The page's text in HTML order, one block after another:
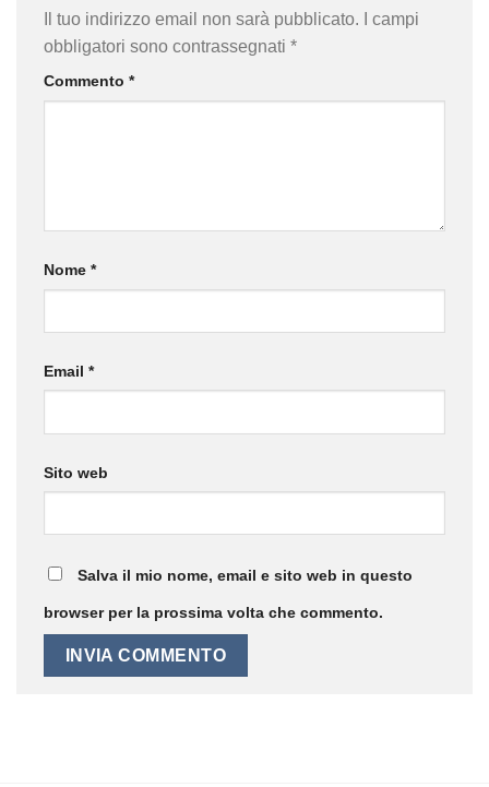
Il tuo indirizzo email non sarà pubblicato.
I campi
obbligatori sono contrassegnati *
Commento *
Nome *
Email *
Sito web
Salva il mio nome, email e sito web in questo
browser per la prossima volta che commento.